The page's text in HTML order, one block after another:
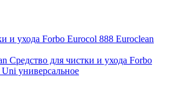
Средство для чистки и ухода Forbo
универсальное